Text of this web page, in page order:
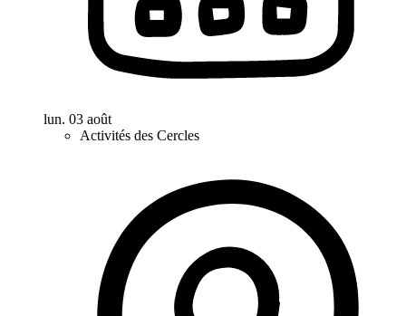
lun. 03 août
Activités des Cercles